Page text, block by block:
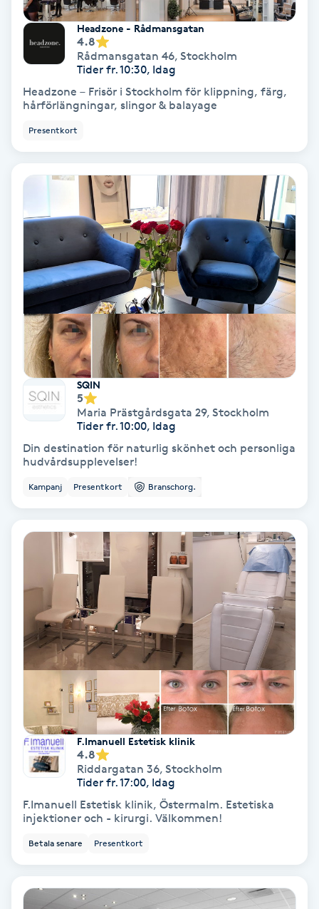
Nagelförlängning glasfiber
Nagelförlängning silke
Nagelförstärkning
Nagelklippning
Nageltrång
Nagelvård
Naglar borttagning
Naglar reparation
Naprapati
Navelpiercing
NBE-massage
Ny frisyr
Olaplexbehandling
Ombre
Ombre brows
Ombre naglar
Optiker
Ortopedi
Osteopati
Headzone - Rådmansgatan
4.8
Rådmansgatan 46, Stockholm
Tider fr. 10:30, Idag
Headzone – Frisör i Stockholm för klippning, färg,
hårförlängningar, slingor & balayage
Presentkort
SQIN
5
Maria Prästgårdsgata 29, Stockholm
Tider fr. 10:00, Idag
Din destination för naturlig skönhet och personliga
hudvårdsupplevelser!
Kampanj Presentkort Branschorg.
F.Imanuell Estetisk klinik
4.8
Riddargatan 36, Stockholm
Tider fr. 17:00, Idag
F.Imanuell Estetisk klinik, Östermalm. Estetiska
injektioner och - kirurgi. Välkommen!
Betala senare Presentkort